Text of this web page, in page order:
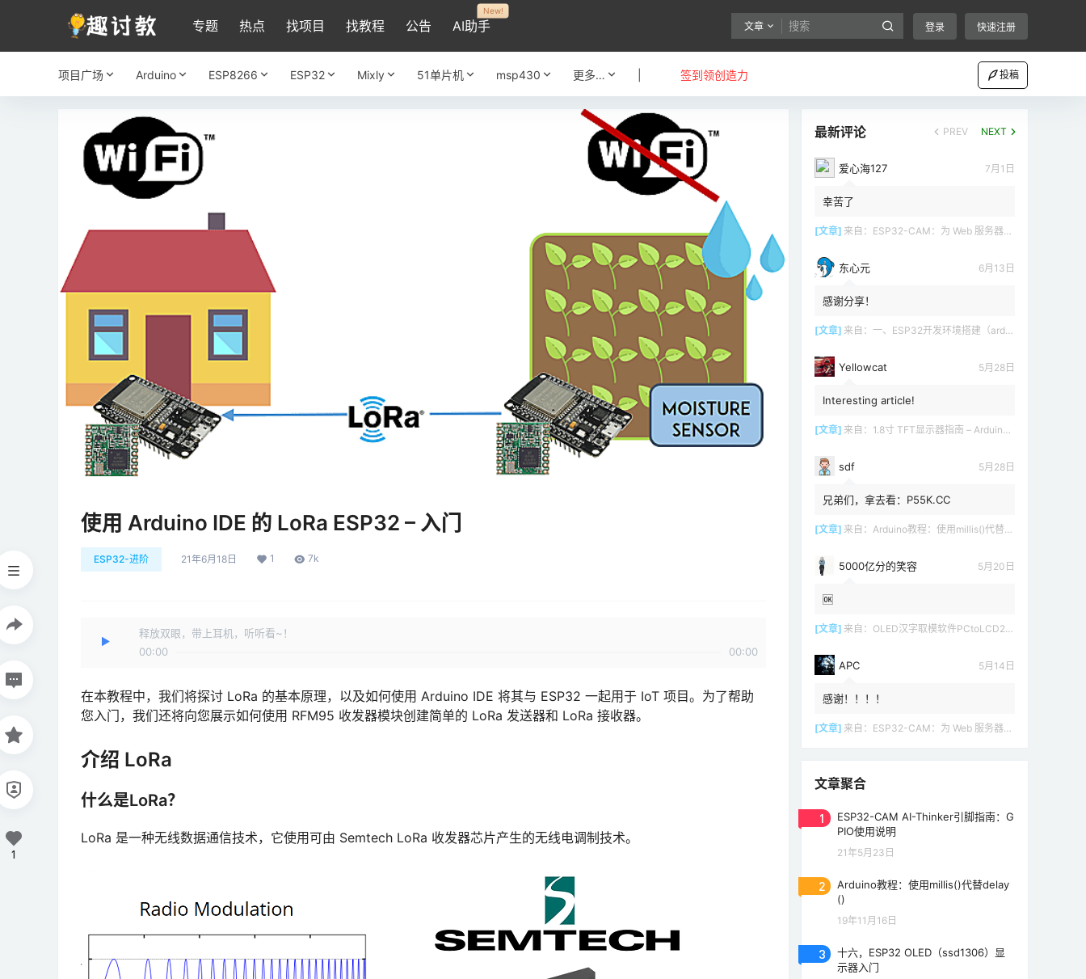
专题 热点 找项目 找教程 公告 AI助手
New!
文章 登录 快速注册
项目广场 Arduino ESP8266 ESP32 Mixly 51单片机 msp430 更多… 签到领创造力 投稿
使用 Arduino IDE 的 LoRa ESP32 – 入门
ESP32-进阶 21年6月18日 1 7k
释放双眼，带上耳机，听听看~！
00:00
00:00
在本教程中，我们将探讨 LoRa 的基本原理，以及如何使用 Arduino IDE 将其与 ESP32 一起用于 IoT 项目。为了帮助
您入门，我们还将向您展示如何使用 RFM95 收发器模块创建简单的 LoRa 发送器和 LoRa 接收器。
介绍 LoRa
什么是LoRa？
LoRa 是一种无线数据通信技术，它使用可由 Semtech LoRa 收发器芯片产生的无线电调制技术。
1
最新评论 PREV NEXT
爱心海127 7月1日
幸苦了
[文章] 来自： ESP32-CAM：为 Web 服务器（Arduino IDE）设置接入点（AP）
东心元 6月13日
感谢分享！
[文章] 来自： 一、ESP32开发环境搭建（arduino）
Yellowcat 5月28日
Interesting article!
[文章] 来自： 1.8寸 TFT显示器指南 – Arduino教程
sdf 5月28日
兄弟们，拿去看：P55K.CC
[文章] 来自： Arduino教程：使用millis()代替delay()
5000亿分的笑容 5月20日
🆗
[文章] 来自： OLED汉字取模软件PCtoLCD2002 LCD1602
APC 5月14日
感谢！！！！
[文章] 来自： ESP32-CAM：为 Web 服务器（Arduino IDE）设置接入点（AP）
文章聚合
1
ESP32-CAM AI-Thinker引脚指南：G
PIO使用说明
21年5月23日
2
Arduino教程：使用millis()代替delay
()
19年11月16日
3
十六，ESP32 OLED（ssd1306）显
示器入门